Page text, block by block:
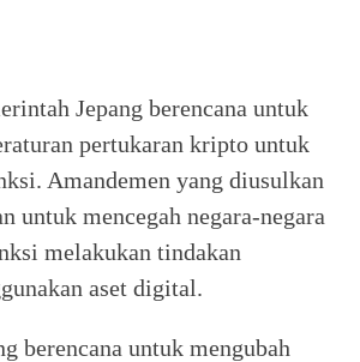
Jepang berencana untuk
pertukaran kripto untuk
Amandemen yang diusulkan
untuk mencegah negara-negara
melakukan tindakan
aset digital.
berencana untuk mengubah